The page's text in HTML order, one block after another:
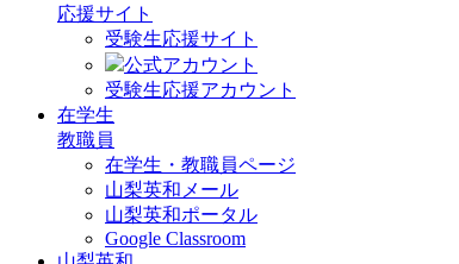
応援サイト
受験生応援サイト
公式アカウント
受験生応援アカウント
在学生
教職員
在学生・教職員ページ
山梨英和メール
山梨英和ポータル
Google Classroom